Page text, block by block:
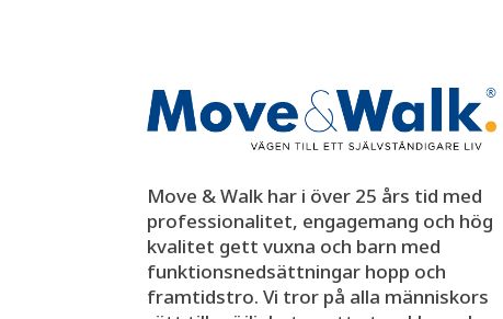
Move & Walk har i över 25 års tid med
professionalitet, engagemang och hög
kvalitet gett vuxna och barn med
funktionsnedsättningar hopp och
framtidstro. Vi tror på alla människors